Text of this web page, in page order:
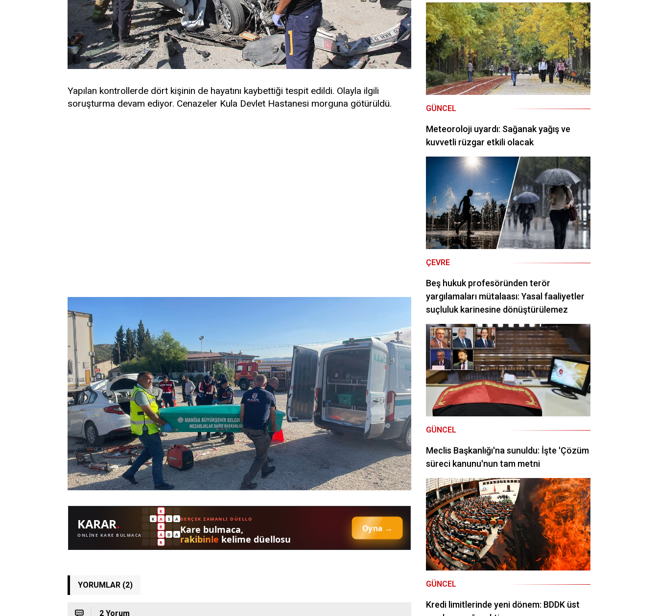
Yapılan kontrollerde dört kişinin de hayatını kaybettiği tespit edildi. Olayla ilgili
soruşturma devam ediyor. Cenazeler Kula Devlet Hastanesi morguna götürüldü.
YORUMLAR (2)
2 Yorum
GÜNCEL
Meteoroloji uyardı: Sağanak yağış ve
kuvvetli rüzgar etkili olacak
ÇEVRE
Beş hukuk profesöründen terör
yargılamaları mütalaası: Yasal faaliyetler
suçluluk karinesine dönüştürülemez
GÜNCEL
Meclis Başkanlığı'na sunuldu: İşte 'Çözüm
süreci kanunu'nun tam metni
GÜNCEL
Kredi limitlerinde yeni dönem: BDDK üst